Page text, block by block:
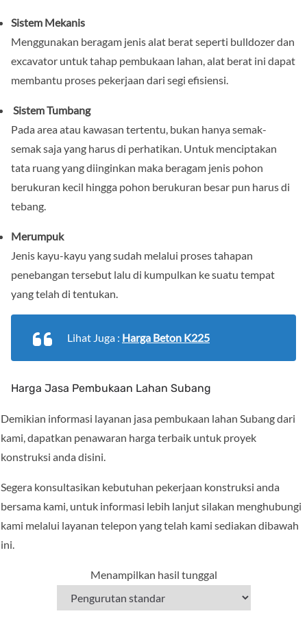
Sistem Mekanis
Menggunakan beragam jenis alat berat seperti bulldozer dan
excavator untuk tahap pembukaan lahan, alat berat ini dapat
membantu proses pekerjaan dari segi efisiensi.
Sistem Tumbang
Pada area atau kawasan tertentu, bukan hanya semak-
semak saja yang harus di perhatikan. Untuk menciptakan
tata ruang yang diinginkan maka beragam jenis pohon
berukuran kecil hingga pohon berukuran besar pun harus di
tebang.
Merumpuk
Jenis kayu-kayu yang sudah melalui proses tahapan
penebangan tersebut lalu di kumpulkan ke suatu tempat
yang telah di tentukan.
Lihat Juga : Harga Beton K225
Harga Jasa Pembukaan Lahan Subang
Demikian informasi layanan jasa pembukaan lahan Subang dari
kami, dapatkan penawaran harga terbaik untuk proyek
konstruksi anda disini.
Segera konsultasikan kebutuhan pekerjaan konstruksi anda
bersama kami, untuk informasi lebih lanjut silakan menghubungi
kami melalui layanan telepon yang telah kami sediakan dibawah
ini.
Menampilkan hasil tunggal